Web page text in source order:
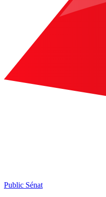
Public Sénat